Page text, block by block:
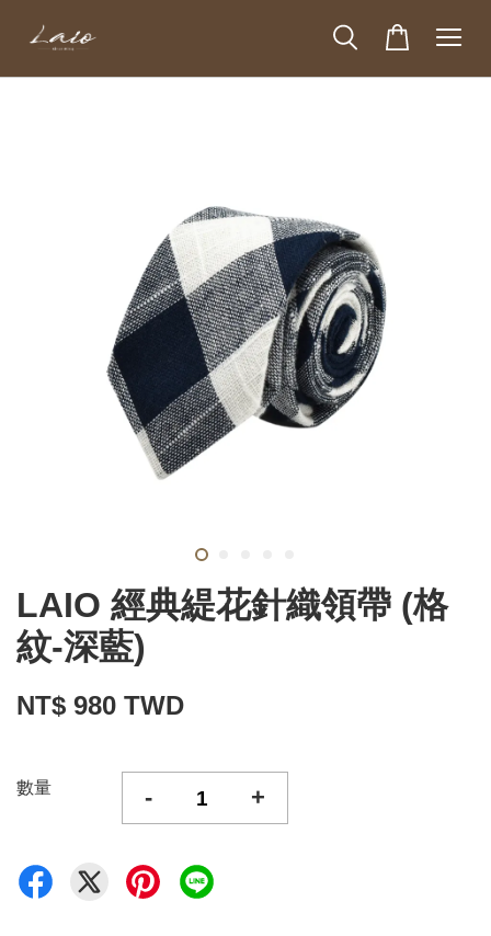
LAIO 經典緹花針織領帶 (格
紋-深藍)
NT$ 980 TWD
數量 - +